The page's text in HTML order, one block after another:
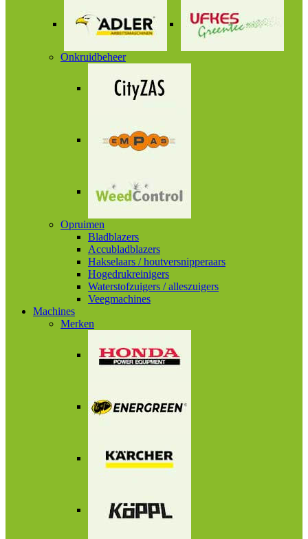
Onkruidbeheer
Opruimen
Bladblazers
Accubladblazers
Hakselaars / houtversnipperaars
Hogedrukreinigers
Waterstofzuigers / alleszuigers
Veegmachines
Machines
Merken